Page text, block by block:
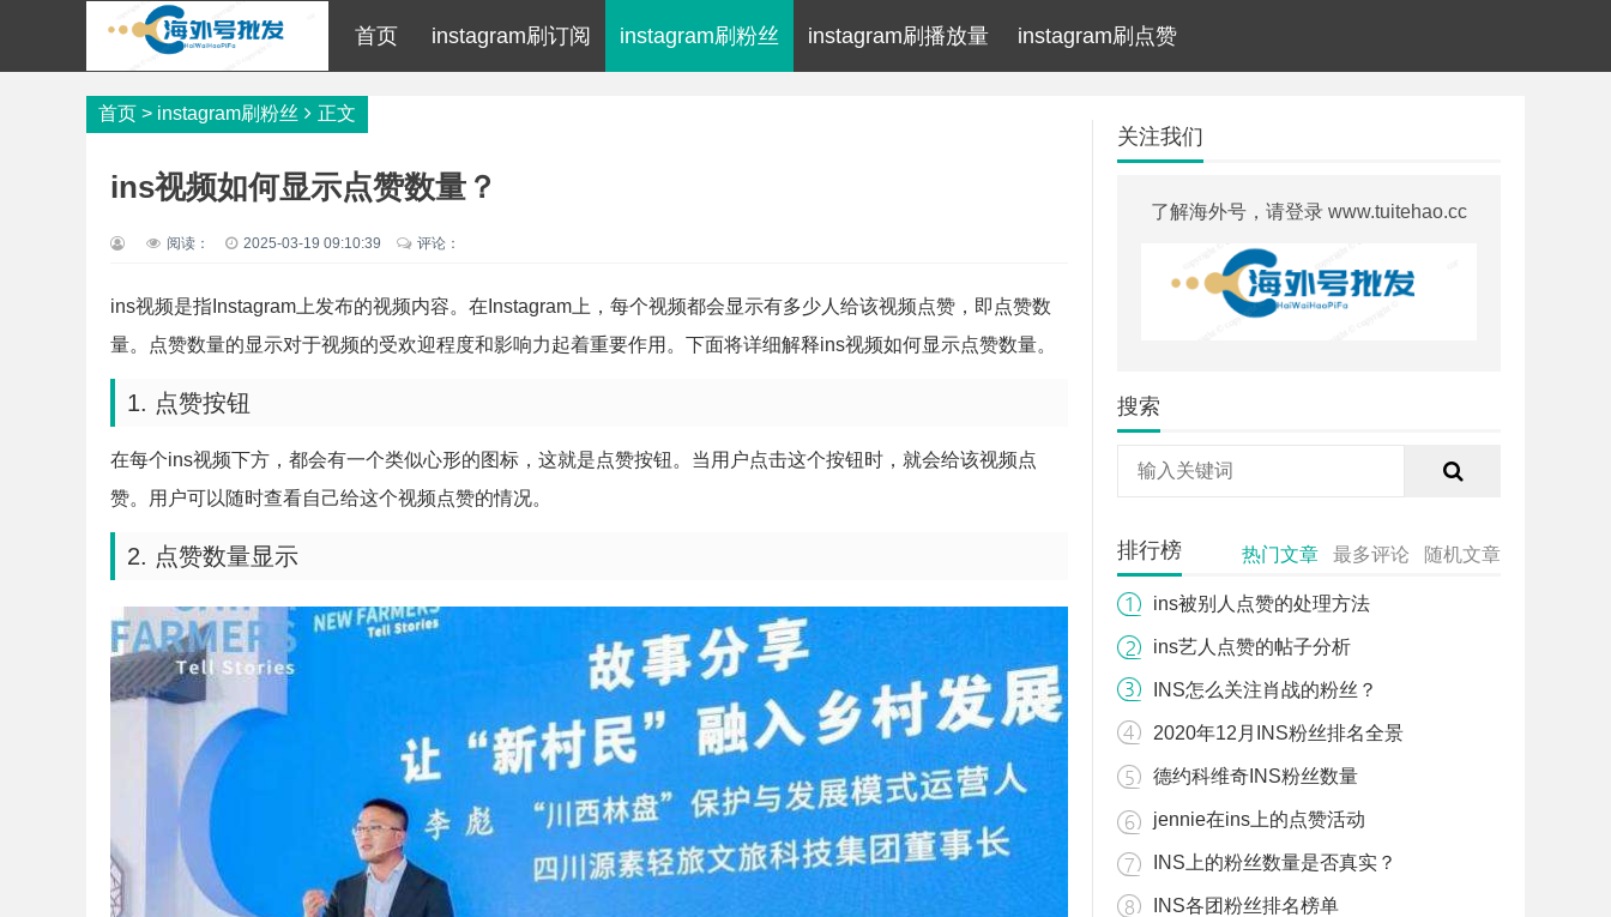
首页 instagram刷订阅 instagram刷粉丝 instagram刷播放量 instagram刷点赞
首页 > instagram刷粉丝 正文
ins视频如何显示点赞数量？
阅读： 2025-03-19 09:10:39 评论：
ins视频是指Instagram上发布的视频内容。在Instagram上，每个视频都会显示有多少人给该视频点赞，即点赞数
量。点赞数量的显示对于视频的受欢迎程度和影响力起着重要作用。下面将详细解释ins视频如何显示点赞数量。
1. 点赞按钮
在每个ins视频下方，都会有一个类似心形的图标，这就是点赞按钮。当用户点击这个按钮时，就会给该视频点
赞。用户可以随时查看自己给这个视频点赞的情况。
2. 点赞数量显示
关注我们
了解海外号，请登录 www.tuitehao.cc
搜索
排行榜 热门文章 最多评论 随机文章
ins被别人点赞的处理方法
ins艺人点赞的帖子分析
INS怎么关注肖战的粉丝？
2020年12月INS粉丝排名全景
德约科维奇INS粉丝数量
jennie在ins上的点赞活动
INS上的粉丝数量是否真实？
INS各团粉丝排名榜单